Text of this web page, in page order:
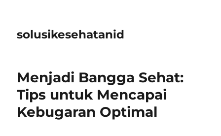
solusikesehatanid
Menjadi Bangga Sehat:
Tips untuk Mencapai
Kebugaran Optimal